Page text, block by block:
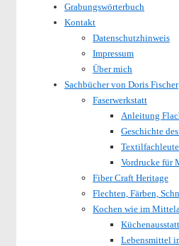
Grabungswörterbuch
Kontakt
Datenschutzhinweis
Impressum
Über mich
Sachbücher von Doris Fischer
Faserwerkstatt
Anleitung
Geschichte
Vordrucke für
Fiber Craft Heritage
Flechten, Färben,
Kochen wie im
Lebensmittel